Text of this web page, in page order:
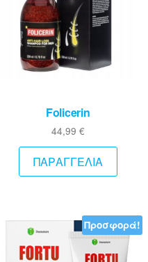
Folicerin
44,99 €
ΠΑΡΑΓΓΕΛΙΑ
Προσφορά!